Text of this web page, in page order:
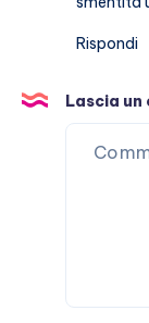
Rispondi
Lascia un